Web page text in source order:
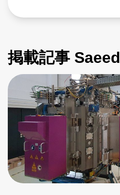
掲載記事